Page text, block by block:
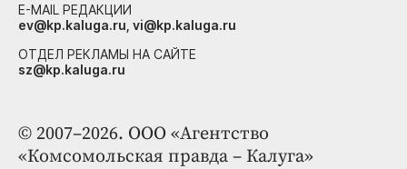
© 2007–2026. ООО «Агентство
«Комсомольская правда – Калуга»
E-MAIL РЕДАКЦИИ
ev@kp.kaluga.ru, vi@kp.kaluga.ru
ОТДЕЛ РЕКЛАМЫ НА САЙТЕ
sz@kp.kaluga.ru